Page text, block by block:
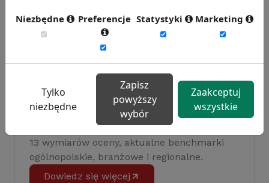
Badanie satysfakcji w Twojej firmie
13 wymiarów oceny, aktualne benchmarki
ogólnopolskie, branżowe i regionalne.
Dowiedz się więcej
Niezbędne Preferencje Statystyki Marketing
Tylko
niezbędne
Zapisz
powyższy
wybór
Zaakceptuj
wszystkie